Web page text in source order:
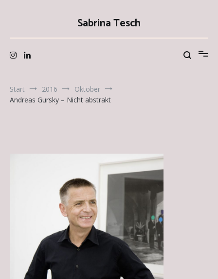
Sabrina Tesch
Start 2016
Oktober
Andreas Gursky – Nicht abstrakt